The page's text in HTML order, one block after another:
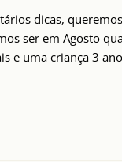
dicas,
ser em Agosto
e uma criança 3